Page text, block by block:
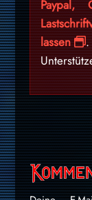
Paypal,
lassen
.